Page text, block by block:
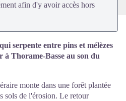
afin d'y avoir accès hors
serpente entre pins et mélèzes
Thorame-Basse au son du
monte dans une forêt plantée
sols de l'érosion. Le retour